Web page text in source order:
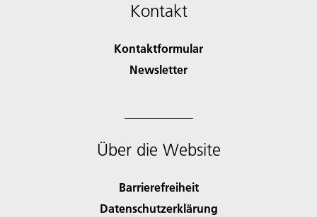
Kontakt
Kontaktformular
Newsletter
Über die Website
Barrierefreiheit
Datenschutzerklärung